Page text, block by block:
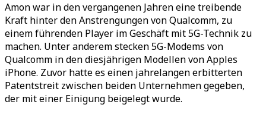
Amon war in den vergangenen Jahren eine treibende
Kraft hinter den Anstrengungen von Qualcomm, zu
einem führenden Player im Geschäft mit 5G-Technik zu
machen. Unter anderem stecken 5G-Modems von
Qualcomm in den diesjährigen Modellen von Apples
iPhone. Zuvor hatte es einen jahrelangen erbitterten
Patentstreit zwischen beiden Unternehmen gegeben,
der mit einer Einigung beigelegt wurde.